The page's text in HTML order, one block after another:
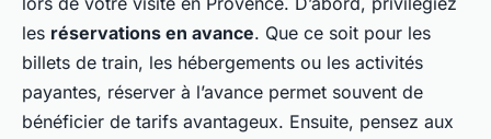
les réservations en avance. Que ce soit pour les
billets de train, les hébergements ou les activités
payantes, réserver à l’avance permet souvent de
bénéficier de tarifs avantageux. Ensuite, pensez aux